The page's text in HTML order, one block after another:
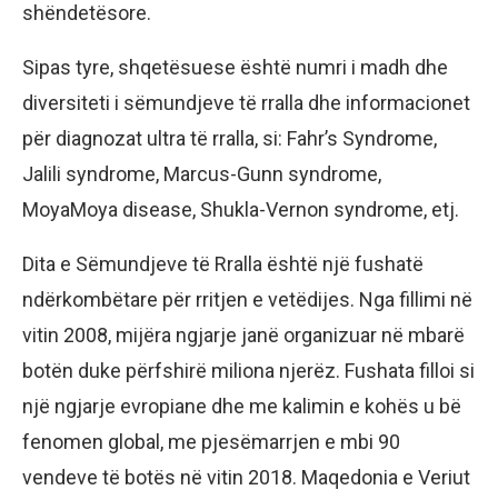
shëndetësore.
Sipas tyre, shqetësuese është numri i madh dhe
diversiteti i sëmundjeve të rralla dhe informacionet
për diagnozat ultra të rralla, si: Fahr’s Syndrome,
Jalili syndrome, Marcus-Gunn syndrome,
MoyaMoya disease, Shukla-Vernon syndrome, etj.
Dita e Sëmundjeve të Rralla është një fushatë
ndërkombëtare për rritjen e vetëdijes. Nga fillimi në
vitin 2008, mijëra ngjarje janë organizuar në mbarë
botën duke përfshirë miliona njerëz. Fushata filloi si
një ngjarje evropiane dhe me kalimin e kohës u bë
fenomen global, me pjesëmarrjen e mbi 90
vendeve të botës në vitin 2018. Maqedonia e Veriut